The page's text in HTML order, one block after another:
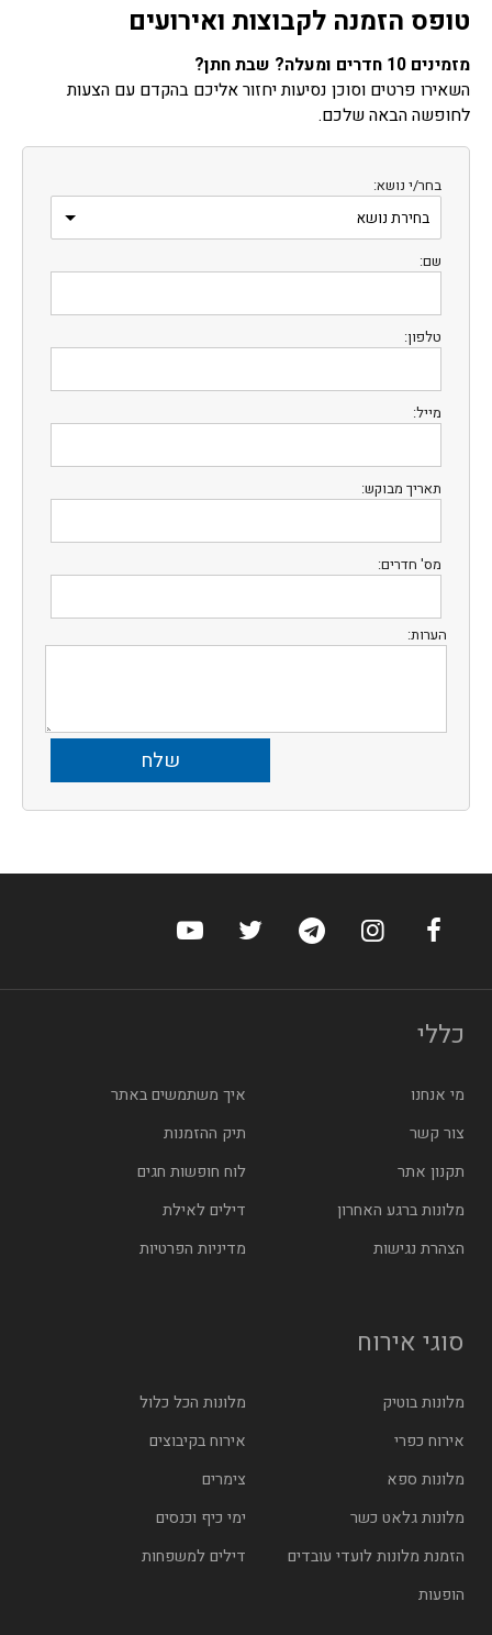
טופס הזמנה לקבוצות ואירועים
מזמינים 10 חדרים ומעלה? שבת חתן?
השאירו פרטים וסוכן נסיעות יחזור אליכם בהקדם עם הצעות
לחופשה הבאה שלכם.
בחר/י נושא:
שם:
טלפון:
מייל:
תאריך מבוקש:
מס' חדרים:
הערות:
ערוץ הפייסבוק של הוטלס
ערוץ האינסטגרם של הוטלס
ערוץ הטלגרם של הוטלס
ערוץ טוויטר של הוטלס
ערוץ היוטיוב של
כללי
מי אנחנו
איך משתמשים באתר
צור קשר
תיק ההזמנות
תקנון אתר
לוח חופשות חגים
מלונות ברגע האחרון
דילים לאילת
הצהרת נגישות
מדיניות הפרטיות
סוגי אירוח
מלונות בוטיק
מלונות הכל כלול
אירוח כפרי
אירוח בקיבוצים
מלונות ספא
צימרים
מלונות גלאט כשר
ימי כיף וכנסים
הזמנת מלונות לועדי עובדים
דילים למשפחות
הופעות